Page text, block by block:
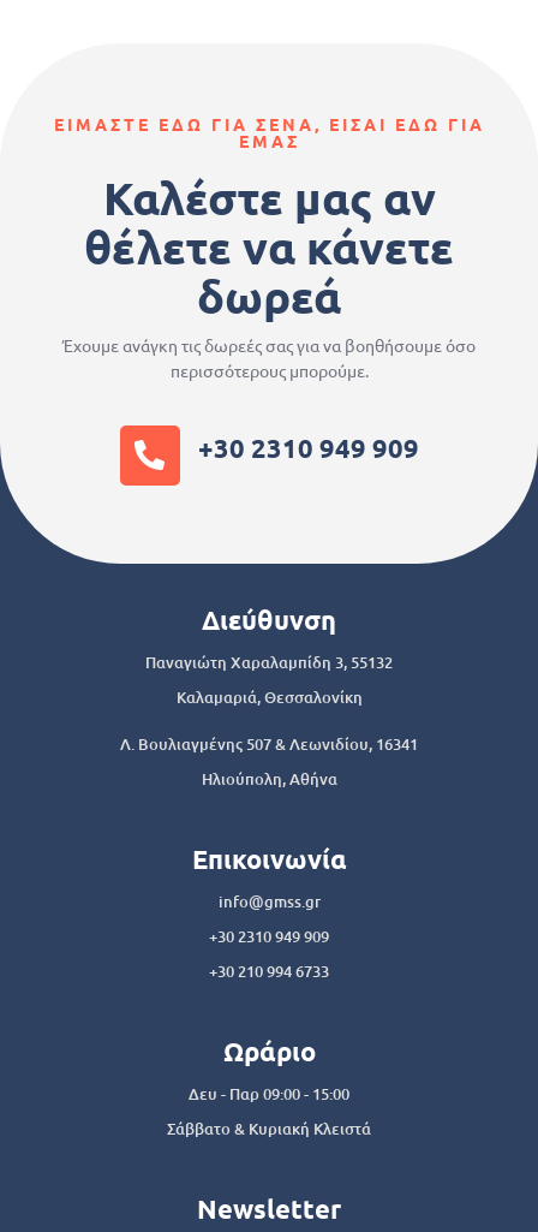
ΕΙΜΑΣΤΕ ΕΔΩ ΓΙΑ ΣΕΝΑ, ΕΙΣΑΙ ΕΔΩ ΓΙΑ
ΕΜΑΣ
Καλέστε μας αν
θέλετε να κάνετε
δωρεά
Έχουμε ανάγκη τις δωρεές σας για να βοηθήσουμε όσο
περισσότερους μπορούμε.
+30 2310 949 909
Διεύθυνση
Παναγιώτη Χαραλαμπίδη 3, 55132
Καλαμαριά, Θεσσαλονίκη
Λ. Βουλιαγμένης 507 & Λεωνιδίου, 16341
Ηλιούπολη, Αθήνα
Επικοινωνία
info@gmss.gr
+30 2310 949 909
+30 210 994 6733
Ωράριο
Δευ - Παρ 09:00 - 15:00
Σάββατο & Κυριακή Κλειστά
Newsletter